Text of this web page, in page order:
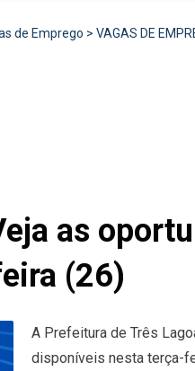
de Emprego > VAGAS DE
as
(26)
A Prefeitura de Três
disponíveis nesta terça-